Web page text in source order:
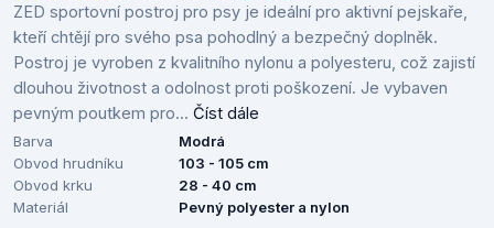
ZED sportovní postroj pro psy je ideální pro aktivní pejskaře,
kteří chtějí pro svého psa pohodlný a bezpečný doplněk.
Postroj je vyroben z kvalitního nylonu a polyesteru, což zajistí
dlouhou životnost a odolnost proti poškození. Je vybaven
pevným poutkem pro... Číst dále
Barva
Modrá
Obvod hrudníku
103 - 105 cm
Obvod krku
28 - 40 cm
Materiál
Pevný polyester a nylon